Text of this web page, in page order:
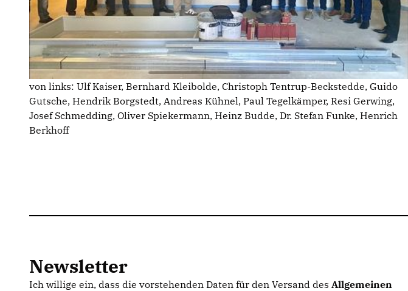
von links: Ulf Kaiser, Bernhard Kleibolde, Christoph Tentrup-Beckstedde, Guido
Gutsche, Hendrik Borgstedt, Andreas Kühnel, Paul Tegelkämper, Resi Gerwing,
Josef Schmedding, Oliver Spiekermann, Heinz Budde, Dr. Stefan Funke, Henrich
Berkhoff
Newsletter
Ich willige ein, dass die vorstehenden Daten für den Versand des Allgemeinen